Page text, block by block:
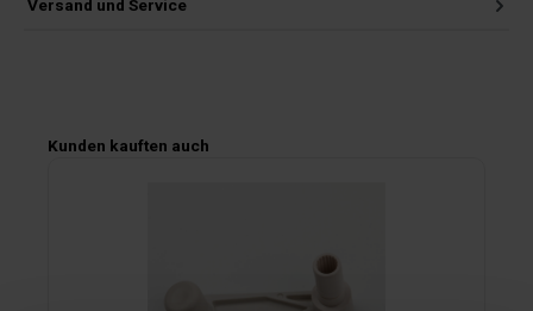
Versand und Service
Produktgalerie überspringen
Kunden kauften auch